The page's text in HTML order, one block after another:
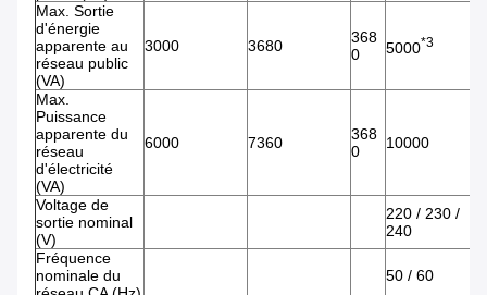
Max. Sortie
d'énergie
apparente au
réseau public
(VA)
3000 3680
368
0
5000*3
Max.
Puissance
apparente du
réseau
d'électricité
(VA)
6000 7360
368
0
10000
Voltage de
sortie nominal
(V)
220 / 230 /
240
Fréquence
nominale du
50 / 60